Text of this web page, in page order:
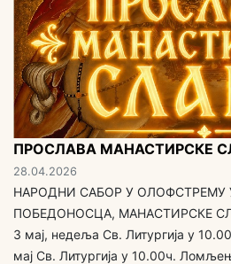
ПРОСЛАВА МАНАСТИРСКЕ
28.04.2026
НАРОДНИ САБОР У ОЛОФСТРЕМУ
ПОБЕДОНОСЦА, МАНАСТИРСКЕ
3 мај, недеља Св. Литургија у
мај Св. Литургија у 10.00ч.